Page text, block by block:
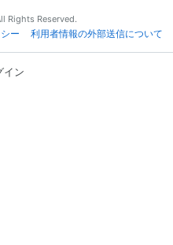
Rights Reserved.
ー 利用者情報の外部送信について
イン